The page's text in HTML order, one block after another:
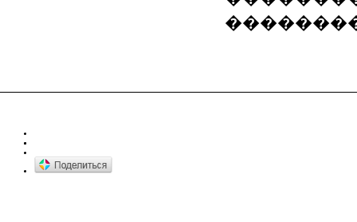
���������